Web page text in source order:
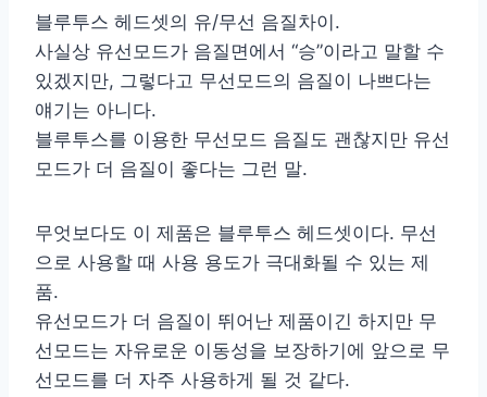
블루투스 헤드셋의 유/무선 음질차이.
사실상 유선모드가 음질면에서 “승”이라고 말할 수
있겠지만, 그렇다고 무선모드의 음질이 나쁘다는
얘기는 아니다.
블루투스를 이용한 무선모드 음질도 괜찮지만 유선
모드가 더 음질이 좋다는 그런 말.
무엇보다도 이 제품은 블루투스 헤드셋이다. 무선
으로 사용할 때 사용 용도가 극대화될 수 있는 제
품.
유선모드가 더 음질이 뛰어난 제품이긴 하지만 무
선모드는 자유로운 이동성을 보장하기에 앞으로 무
선모드를 더 자주 사용하게 될 것 같다.